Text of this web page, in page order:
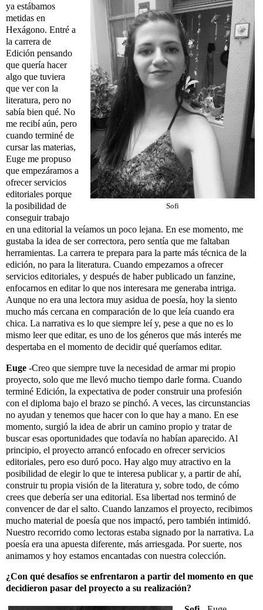
Sofi
ya estábamos
metidas en
Hexágono. Entré a
la carrera de
Edición pensando
que quería hacer
algo que tuviera
que ver con la
literatura, pero no
sabía bien qué. No
me recibí aún, pero
cuando terminé de
cursar las materias,
Euge me propuso
que empezáramos a
ofrecer servicios
editoriales porque
la posibilidad de
conseguir trabajo
en una editorial la veíamos un poco lejana. En ese momento, me
gustaba la idea de ser correctora, pero sentía que me faltaban
herramientas. La carrera te prepara para la parte más técnica de la
edición, no para la literatura. Cuando empezamos a ofrecer
servicios editoriales, y después de haber publicado un fanzine,
enfocarnos en editar lo que nos interesara me generaba intriga.
Aunque no era una lectora muy asidua de poesía, hoy la siento
mucho más cercana en comparación de lo que leía cuando era
chica. La narrativa es lo que siempre leí y, pese a que no es lo
mismo leer que editar, es uno de los géneros que más interés me
despertaba en el momento de decidir qué queríamos editar.
Euge -Creo que siempre tuve la necesidad de armar mi propio
proyecto, solo que me llevó mucho tiempo darle forma. Cuando
terminé Edición, la expectativa de poder construir una profesión
con el diploma bajo el brazo se pinchó. A veces, las circunstancias
no ayudan y tenemos que hacer con lo que hay a mano. En ese
momento, surgió la idea de abrir un camino propio y tratar de
buscar esas oportunidades que todavía no habían aparecido. Al
principio, el proyecto arrancó enfocado en ofrecer servicios
editoriales, pero eso duró poco. Hay algo muy atractivo en la
posibilidad de elegir lo que te interesa publicar y, a partir de ahí,
construir tu propia visión de la literatura y, sobre todo, de cómo
crees que debería ser una editorial. Esa libertad nos terminó de
convencer de dar el salto. Cuando lanzamos el proyecto, recibimos
mucho material de poesía que nos impactó, pero también intimidó.
Nuestro recorrido como lectoras estaba signado por la narrativa. La
poesía era una apuesta diferente, más arriesgada. Por suerte, nos
animamos y hoy estamos encantadas con nuestra colección.
¿Con qué desafíos se enfrentaron a partir del momento en que
decidieron pasar del proyecto a su realización?